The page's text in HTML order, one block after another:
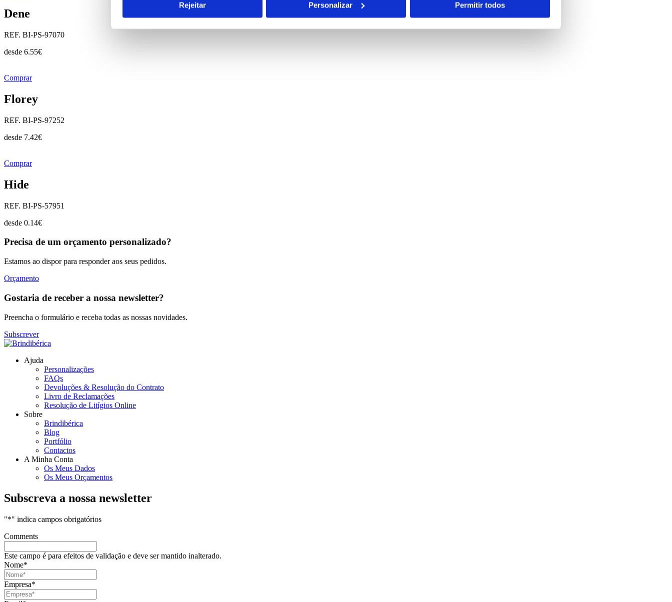
Rejeitar Personalizar Permitir todos
Dene
REF. BI-PS-97070
desde 6.55€
Comprar
Florey
REF. BI-PS-97252
desde 7.42€
Comprar
Hide
REF. BI-PS-57951
desde 0.14€
Precisa de um orçamento personalizado?
Estamos ao dispor para responder aos seus pedidos.
Orçamento
Gostaria de receber a nossa newsletter?
Preencha o formulário e receba todas as nossas novidades.
Subscrever
Ajuda
Personalizações
FAQs
Devoluções & Resolução do Contrato
Livro de Reclamações
Resolução de Litígios Online
Sobre
Brindibérica
Blog
Portfólio
Contactos
A Minha Conta
Os Meus Dados
Os Meus Orçamentos
Subscreva a nossa newsletter
"*" indica campos obrigatórios
Comments
Este campo é para efeitos de validação e deve ser mantido inalterado.
Nome*
Empresa*